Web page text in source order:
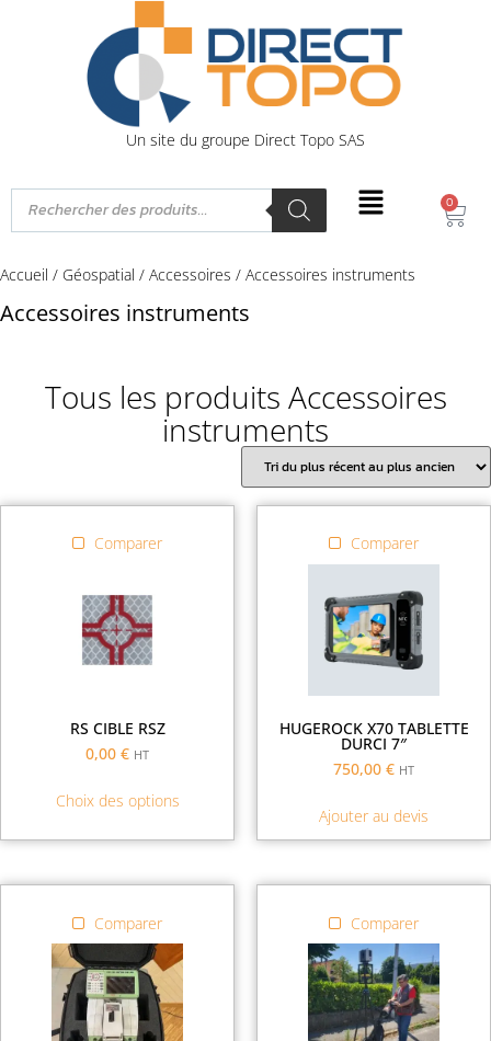
Un site du groupe Direct Topo SAS
0
Accueil / Géospatial / Accessoires / Accessoires instruments
Accessoires instruments
Tous les produits Accessoires
instruments
Comparer
RS CIBLE RSZ
0,00 € HT
Choix des options
Comparer
HUGEROCK X70 TABLETTE
DURCI 7″
750,00 € HT
Ajouter au devis
Comparer Comparer